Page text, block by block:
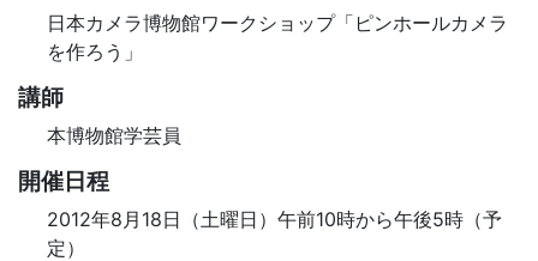
日本カメラ博物館ワークショップ「ピンホールカメラ
を作ろう」
講師
本博物館学芸員
開催日程
2012年8月18日（土曜日）午前10時から午後5時（予
定）